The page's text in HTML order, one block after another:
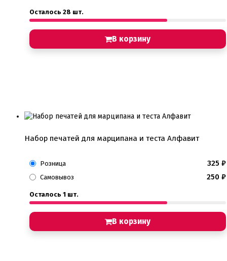
Осталось 28 шт.
В корзину
Набор печатей для марципана и теста Алфавит
Розница 325 ₽
Самовывоз 250 ₽
Осталось 1 шт.
В корзину